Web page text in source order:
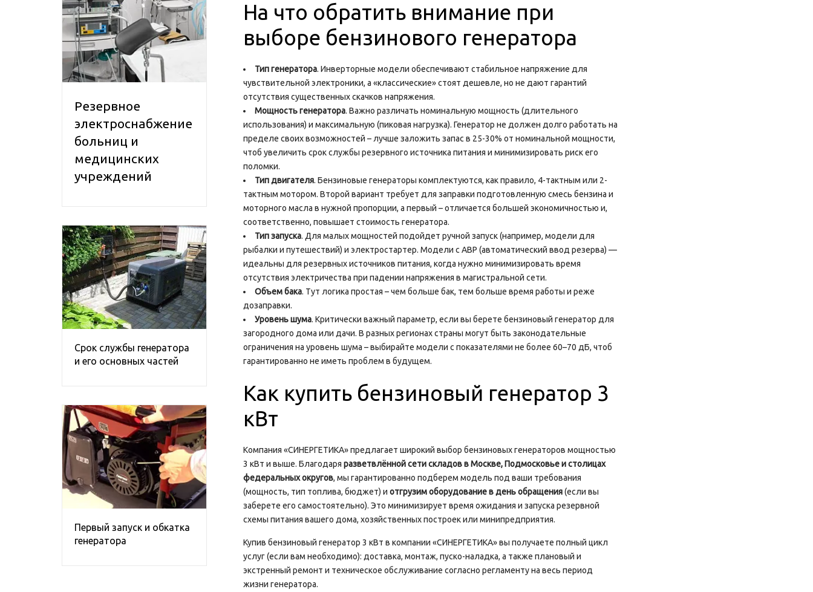
Резервное
электроснабжение
больниц и
медицинских
учреждений
Срок службы генератора
и его основных частей
Первый запуск и обкатка
генератора
На что обратить внимание при
выборе бензинового генератора
Тип генератора. Инверторные модели обеспечивают стабильное напряжение для
чувствительной электроники, а «классические» стоят дешевле, но не дают гарантий
отсутствия существенных скачков напряжения.
Мощность генератора. Важно различать номинальную мощность (длительного
использования) и максимальную (пиковая нагрузка). Генератор не должен долго работать на
пределе своих возможностей – лучше заложить запас в 25-30% от номинальной мощности,
чтоб увеличить срок службы резервного источника питания и минимизировать риск его
поломки.
Тип двигателя. Бензиновые генераторы комплектуются, как правило, 4-тактным или 2-
тактным мотором. Второй вариант требует для заправки подготовленную смесь бензина и
моторного масла в нужной пропорции, а первый – отличается большей экономичностью и,
соответственно, повышает стоимость генератора.
Тип запуска. Для малых мощностей подойдет ручной запуск (например, модели для
рыбалки и путешествий) и электростартер. Модели с АВР (автоматический ввод резерва) —
идеальны для резервных источников питания, когда нужно минимизировать время
отсутствия электричества при падении напряжения в магистральной сети.
Объем бака. Тут логика простая – чем больше бак, тем больше время работы и реже
дозаправки.
Уровень шума. Критически важный параметр, если вы берете бензиновый генератор для
загородного дома или дачи. В разных регионах страны могут быть законодательные
ограничения на уровень шума – выбирайте модели с показателями не более 60–70 дБ, чтоб
гарантированно не иметь проблем в будущем.
Как купить бензиновый генератор 3
кВт
Компания «СИНЕРГЕТИКА» предлагает широкий выбор бензиновых генераторов мощностью
3 кВт и выше. Благодаря разветвлённой сети складов в Москве, Подмосковье и столицах
федеральных округов, мы гарантированно подберем модель под ваши требования
(мощность, тип топлива, бюджет) и отгрузим оборудование в день обращения(если вы
заберете его самостоятельно). Это минимизирует время ожидания и запуска резервной
схемы питания вашего дома, хозяйственных построек или минипредприятия.
Купив бензиновый генератор 3 кВт в компании «СИНЕРГЕТИКА» вы получаете полный цикл
услуг (если вам необходимо): доставка, монтаж, пуско-наладка, а также плановый и
экстренный ремонт и техническое обслуживание согласно регламенту на весь период
жизни генератора.